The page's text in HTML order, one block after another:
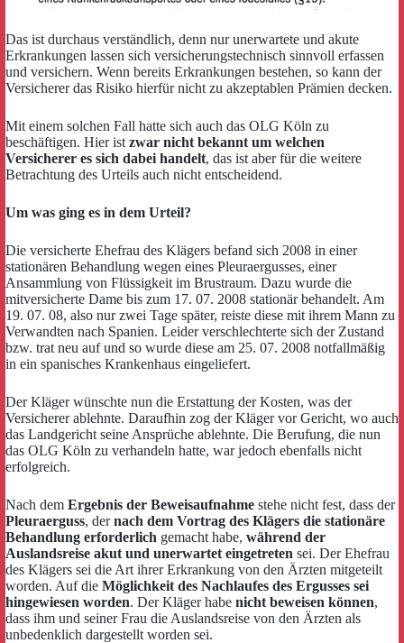
Das ist durchaus verständlich, denn nur unerwartete und akute
Erkrankungen lassen sich versicherungstechnisch sinnvoll erfassen
und versichern. Wenn bereits Erkrankungen bestehen, so kann der
Versicherer das Risiko hierfür nicht zu akzeptablen Prämien decken.
Mit einem solchen Fall hatte sich auch das OLG Köln zu
beschäftigen. Hier ist zwar nicht bekannt um welchen
Versicherer es sich dabei handelt, das ist aber für die weitere
Betrachtung des Urteils auch nicht entscheidend.
Um was ging es in dem Urteil?
Die versicherte Ehefrau des Klägers befand sich 2008 in einer
stationären Behandlung wegen eines Pleuraergusses, einer
Ansammlung von Flüssigkeit im Brustraum. Dazu wurde die
mitversicherte Dame bis zum 17. 07. 2008 stationär behandelt. Am
19. 07. 08, also nur zwei Tage später, reiste diese mit ihrem Mann zu
Verwandten nach Spanien. Leider verschlechterte sich der Zustand
bzw. trat neu auf und so wurde diese am 25. 07. 2008 notfallmäßig
in ein spanisches Krankenhaus eingeliefert.
Der Kläger wünschte nun die Erstattung der Kosten, was der
Versicherer ablehnte. Daraufhin zog der Kläger vor Gericht, wo auch
das Landgericht seine Ansprüche ablehnte. Die Berufung, die nun
das OLG Köln zu verhandeln hatte, war jedoch ebenfalls nicht
erfolgreich.
Nach dem Ergebnis der Beweisaufnahme stehe nicht fest, dass der
Pleuraerguss, dernach dem Vortrag des Klägers die stationäre
Behandlung erforderlich gemacht habe, während der
Auslandsreise akut und unerwartet eingetreten sei. Der Ehefrau
des Klägers sei die Art ihrer Erkrankung von den Ärzten mitgeteilt
worden. Auf die Möglichkeit des Nachlaufes des Ergusses sei
hingewiesen worden. Der Kläger habe nicht beweisen können,
dass ihm und seiner Frau die Auslandsreise von den Ärzten als
unbedenklich dargestellt worden sei.